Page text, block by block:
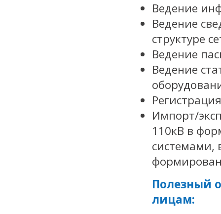
Ведение
Ведение
структуре
Ведение
Ведение
Импорт/
110кВ в
системами,
Полезный
лицам: